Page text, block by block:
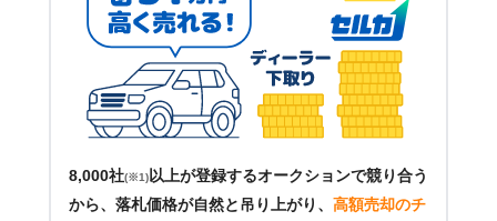
8,000社(※1) 以上が登録するオークションで競り合う
から、落札価格が自然と吊り上がり、 高額売却のチ